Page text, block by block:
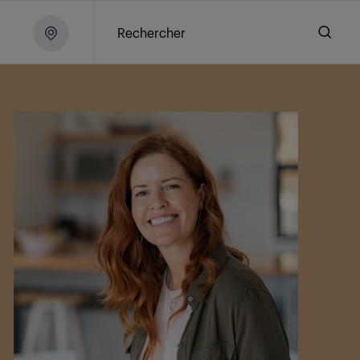
Rechercher